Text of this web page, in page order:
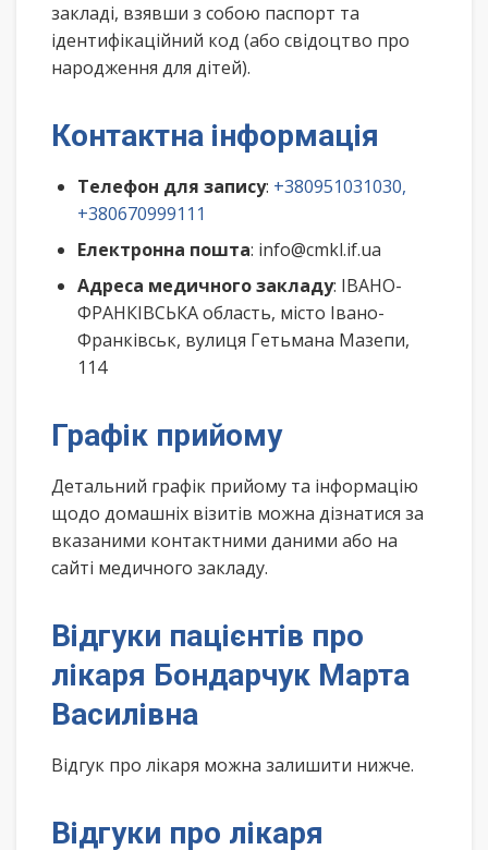
закладі, взявши з собою паспорт та
ідентифікаційний код (або свідоцтво про
народження для дітей).
Контактна інформація
Телефон для запису: +380951031030,
+380670999111
Електронна пошта: info@cmkl.if.ua
Адреса медичного закладу: ІВАНО-
ФРАНКІВСЬКА область, місто Івано-
Франківськ, вулиця Гетьмана Мазепи,
114
Графік прийому
Детальний графік прийому та інформацію
щодо домашніх візитів можна дізнатися за
вказаними контактними даними або на
сайті медичного закладу.
Відгуки пацієнтів про
лікаря Бондарчук Марта
Василівна
Відгук про лікаря можна залишити нижче.
Відгуки про лікаря